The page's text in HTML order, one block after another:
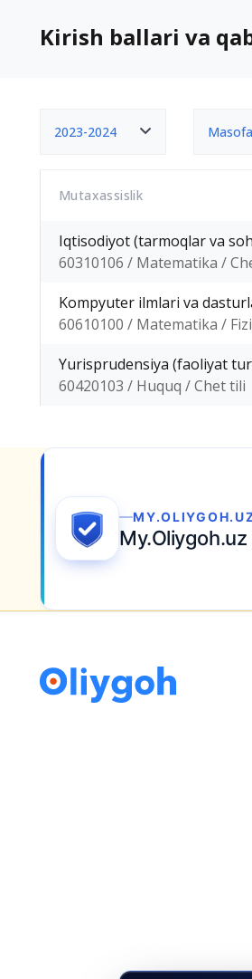
Kirish ballari va
2023-2024
Mutaxassislik
Iqtisodiyot (tarmoqlar va
60310106 / Matematika /
Kompyuter ilmlari va
60610100 / Matematika /
Yurisprudensiya (faoliyat
60420103 / Huquq / Chet tili